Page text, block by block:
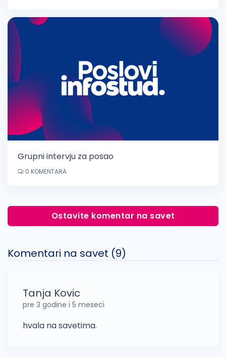
Grupni intervju za posao
0 KOMENTARA
Ostavite komentar na savet
Komentari na savet (9)
Tanja Kovic
pre 3 godine i 5 meseci
hvala na savetima.